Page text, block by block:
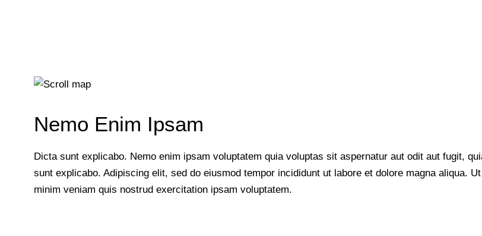
Nemo Enim Ipsam
Dicta sunt explicabo. Nemo enim ipsam voluptatem quia voluptas sit aspernatur aut odit aut fugit,
sunt explicabo. Adipiscing elit, sed do eiusmod tempor incididunt ut labore et dolore magna aliqua.
minim veniam quis nostrud exercitation ipsam voluptatem.